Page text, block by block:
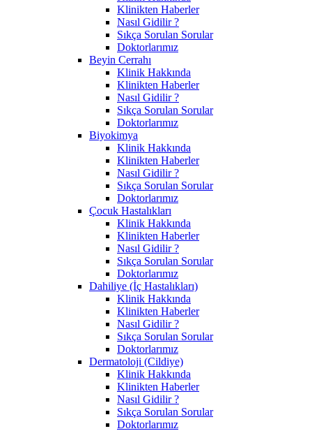
Klinikten Haberler
Nasıl Gidilir ?
Sıkça Sorulan Sorular
Doktorlarımız
Beyin Cerrahı
Klinik Hakkında
Klinikten Haberler
Nasıl Gidilir ?
Sıkça Sorulan Sorular
Doktorlarımız
Biyokimya
Klinik Hakkında
Klinikten Haberler
Nasıl Gidilir ?
Sıkça Sorulan Sorular
Doktorlarımız
Çocuk Hastalıkları
Klinik Hakkında
Klinikten Haberler
Nasıl Gidilir ?
Sıkça Sorulan Sorular
Doktorlarımız
Dahiliye (İç Hastalıkları)
Klinik Hakkında
Klinikten Haberler
Nasıl Gidilir ?
Sıkça Sorulan Sorular
Doktorlarımız
Dermatoloji (Cildiye)
Klinik Hakkında
Klinikten Haberler
Nasıl Gidilir ?
Sıkça Sorulan Sorular
Doktorlarımız